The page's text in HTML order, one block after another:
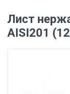
Лист
AISI201